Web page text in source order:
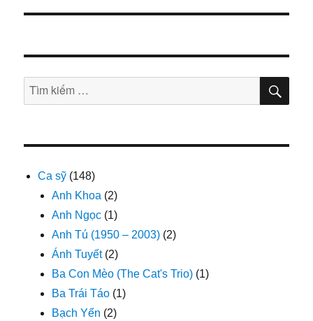
viết
Tìm
kiếm:
TÌM
Ca sỹ (148)
Anh Khoa (2)
Anh Ngọc (1)
Anh Tú (1950 – 2003) (2)
Ánh Tuyết(2)
Ba Con Mèo (The Cat's Trio) (1)
Ba Trái Táo (1)
Bạch Yến (2)